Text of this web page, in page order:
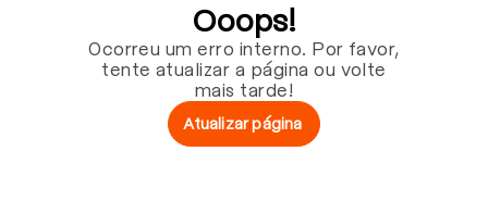
Ooops!
Ocorreu um erro interno. Por favor,
tente atualizar a página ou volte
mais tarde!
Atualizar página